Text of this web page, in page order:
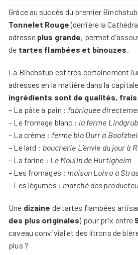
Grâce au succès du premier Binchstub
Tonnelet Rouge(derrière la
adresse plus grande, permet
de tartes flambées et binouzes.
La Binchstub est très certainement
adresses en la matière dans la
ingrédients sont de qualités,
– La pâte à pain : fabriquée
– Le fromage blanc : la ferme
– La crème : ferme bio Durr à
– Le lard : boucherie L’envie du jour à
– La farine : Le Moulin de Hurtigheim
– Les fromages : maison Lohro à
– Les légumes : marché des
Une dizaine de tartes flambées
des plus originales) pour prix entre
caveau convivial et des litrons de
plus ?